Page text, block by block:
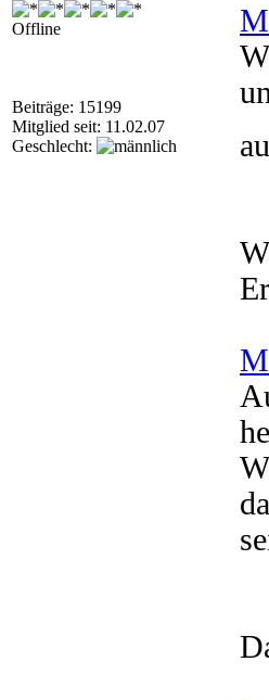
Offline
Beiträge: 15199
Mitglied seit: 11.02.07
Geschlecht: